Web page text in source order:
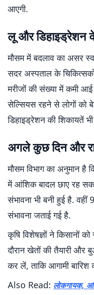
आएगी.
लू और डिहाइड्रेशन
मौसम में बदलाव का असर
सदर अस्पताल के
मरीजों की संख्या में कमी आई
सेल्सियस रहने से लोगों को
डिहाइड्रेशन की शिकायतें
अगले कुछ दिन और
मौसम विभाग का अनुमान
में आंशिक बादल छाए रह
संभावना भी बनी हुई है.
संभावना जताई गई है.
कृषि विशेषज्ञों ने किसानों
दौरान खेतों की तैयारी
कर लें, ताकि आगामी बारिश
Also Read: लोकगायक,